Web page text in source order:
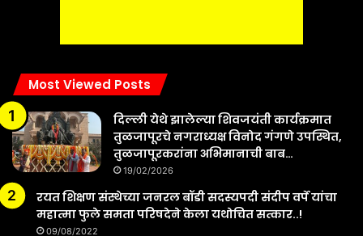
Most Viewed Posts
दिल्ली येथे झालेल्या शिवजयंती कार्यक्रमात
तुळजापूरचे नगराध्यक्ष विनोद गंगणे उपस्थित,
तुळजापूरकरांना अभिमानाची बाब…
19/02/2026
रयत शिक्षण संस्थेच्या जनरल बॉडी सदस्यपदी संदीप वर्पे यांचा
महात्मा फुले समता परिषदेने केला यथोचित सत्कार..!
09/08/2022